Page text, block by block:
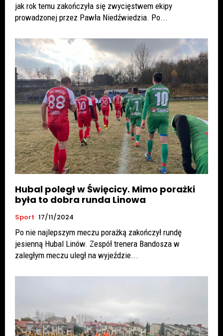
jak rok temu zakończyła się zwycięstwem ekipy
prowadzonej przez Pawła Niedźwiedzia. Po...
Hubal poległ w Święcicy. Mimo porażki
była to dobra runda Linowa
Sport 17/11/2024
Po nie najlepszym meczu porażką zakończył rundę
jesienną Hubal Linów. Zespół trenera Bandosza w
zaległym meczu uległ na wyjeździe...